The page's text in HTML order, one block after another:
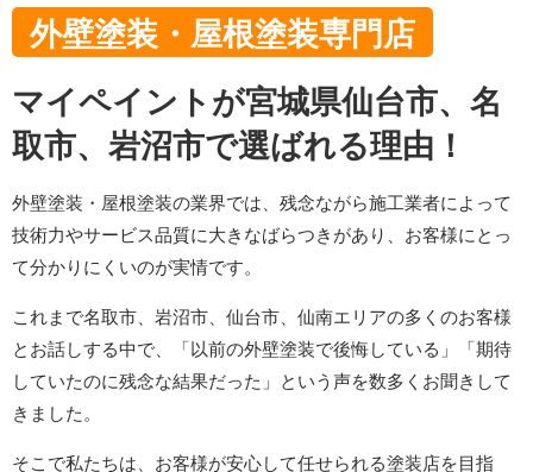
外壁塗装・屋根塗装専門店
マイペイントが宮城県仙台市、名
取市、岩沼市で選ばれる理由！
外壁塗装・屋根塗装の業界では、残念ながら施工業者によって
技術力やサービス品質に大きなばらつきがあり、お客様にとっ
て分かりにくいのが実情です。
これまで名取市、岩沼市、仙台市、仙南エリアの多くのお客様
とお話しする中で、「以前の外壁塗装で後悔している」「期待
していたのに残念な結果だった」という声を数多くお聞きして
きました。
そこで私たちは、お客様が安心して任せられる塗装店を目指